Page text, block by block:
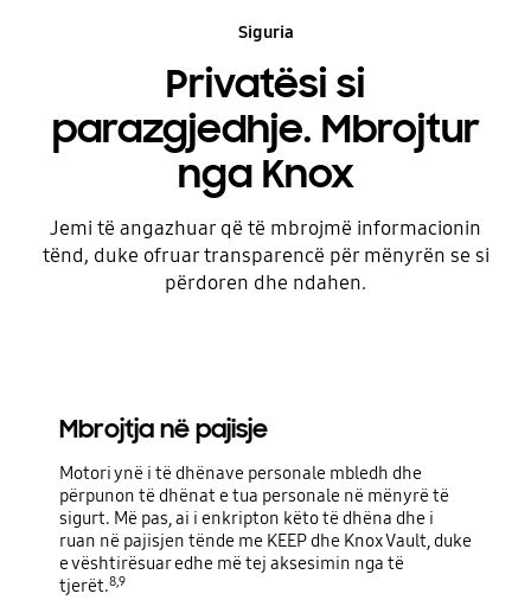
Siguria
Privatësi si
parazgjedhje. Mbrojtur
nga Knox
Jemi të angazhuar që të mbrojmë informacionin
tënd, duke ofruar transparencë për mënyrën se si
përdoren dhe ndahen.
Mbrojtja në pajisje
Motori ynë i të dhënave personale mbledh dhe
përpunon të dhënat e tua personale në mënyrë të
sigurt. Më pas, ai i enkripton këto të dhëna dhe i
ruan në pajisjen tënde me KEEP dhe Knox Vault, duke
e vështirësuar edhe më tej aksesimin nga të
tjerët.8,9